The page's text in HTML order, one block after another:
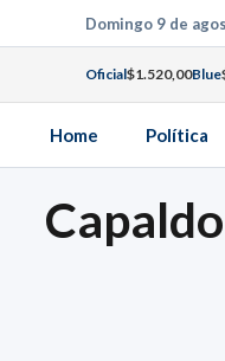
al
contenido
Domingo 9 de
Oficial$1.520,00Blue
Home Política